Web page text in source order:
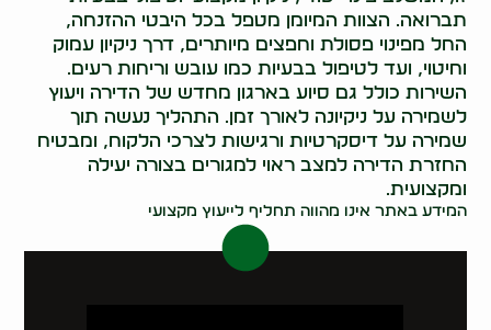
תברואה. הצוות המיומן מטפל בכל היבטי ההזנחה,
החל מפינוי פסולת וחפצים מיותרים, דרך ניקיון עמוק
וחיטוי, ועד לטיפול בבעיות כמו עובש וריחות רעים.
השירות כולל גם סיוע בארגון מחדש של הדירה ויעוץ
לשמירה על ניקיונה לאורך זמן. התהליך נעשה תוך
שמירה על דיסקרטיות ורגישות לצרכי הלקוח, ומבטיח
החזרת הדירה למצב ראוי למגורים בצורה יעילה
ומקצועית.
המידע באתר אינו מהווה תחליף לייעוץ מקצועי